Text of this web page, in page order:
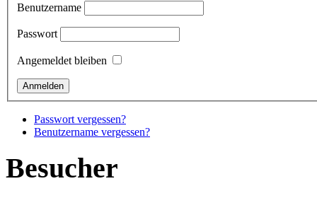
Benutzername
Passwort
Angemeldet bleiben
Passwort vergessen?
Benutzername vergessen?
Besucher